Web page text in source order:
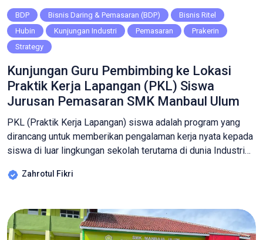
BDP Bisnis Daring & Pemasaran (BDP)
Bisnis Ritel
Hubin
Kunjungan Industri Pemasaran
Prakerin
Strategy
Kunjungan Guru Pembimbing ke Lokasi
Praktik Kerja Lapangan (PKL) Siswa
Jurusan Pemasaran SMK Manbaul Ulum
PKL (Praktik Kerja Lapangan) siswa adalah program yang
dirancang untuk memberikan pengalaman kerja nyata kepada
siswa di luar lingkungan sekolah terutama di dunia Industri
kelancaran siswa Kelas 11 Jurusan Pemasaran yang sedang
pembimbing melakukan kunjungan Praktik Kerja Lapangan
(PKL) ke empat lokasi […]
Zahrotul Fikri